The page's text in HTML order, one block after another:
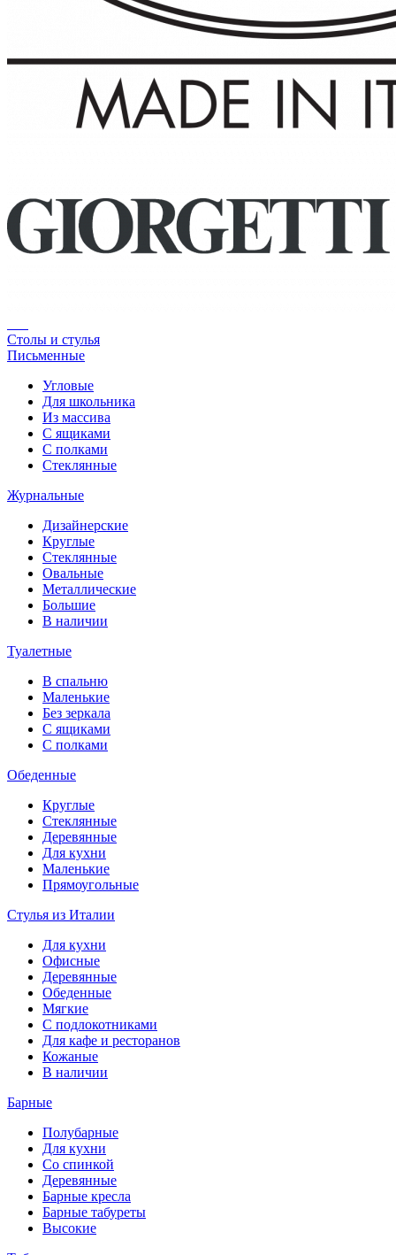
Столы и стулья
Письменные
Угловые
Для школьника
Из массива
С ящиками
С полками
Стеклянные
Журнальные
Дизайнерские
Круглые
Стеклянные
Овальные
Металлические
Большие
В наличии
Туалетные
В спальню
Маленькие
Без зеркала
С ящиками
С полками
Обеденные
Круглые
Стеклянные
Деревянные
Для кухни
Маленькие
Прямоугольные
Стулья из Италии
Для кухни
Офисные
Деревянные
Обеденные
Мягкие
С подлокотниками
Для кафе и ресторанов
Кожаные
В наличии
Барные
Полубарные
Для кухни
Со спинкой
Деревянные
Барные кресла
Барные табуреты
Высокие